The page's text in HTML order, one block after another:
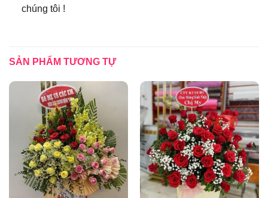
chúng tôi !
SẢN PHẨM TƯƠNG TỰ